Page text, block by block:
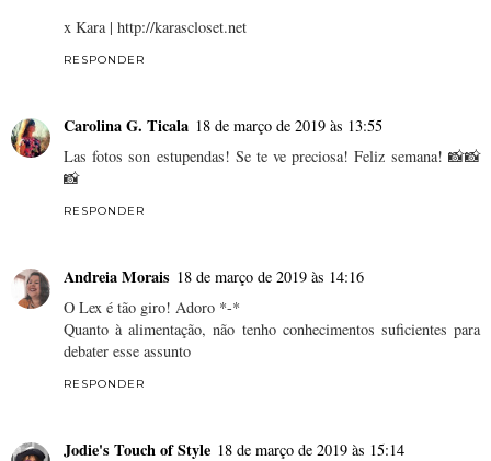
x Kara | http://karascloset.net
RESPONDER
Carolina G. Ticala 18 de março de 2019 às 13:55
Las fotos son estupendas! Se te ve preciosa! Feliz semana! 📸📸
📸
RESPONDER
Andreia Morais 18 de março de 2019 às 14:16
O Lex é tão giro! Adoro *-*
Quanto à alimentação, não tenho conhecimentos suficientes para
debater esse assunto
RESPONDER
Jodie's Touch of Style 18 de março de 2019 às 15:14